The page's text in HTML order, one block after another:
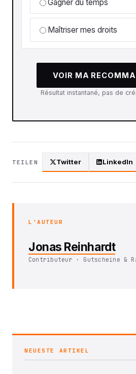
Gagner du temps
Maîtriser mes droits
VOIR MA
Résultat instantané, pas de
TEILEN Twitter LinkedIn
L'AUTEUR
Jonas Reinhardt
Contributeur · Gutscheine &
NEUESTE ARTIKEL